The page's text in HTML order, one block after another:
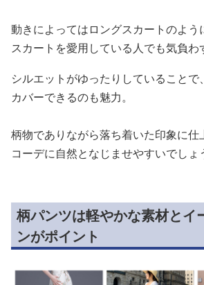
動きによってはロングスカートのよう
スカートを愛用している人でも気負わ
シルエットがゆったりしていること
カバーできるのも魅力。
柄物でありながら落ち着いた印象に仕
コーデに自然となじませやすいでしょ
柄パンツは軽やかな素材とイ
ンがポイント